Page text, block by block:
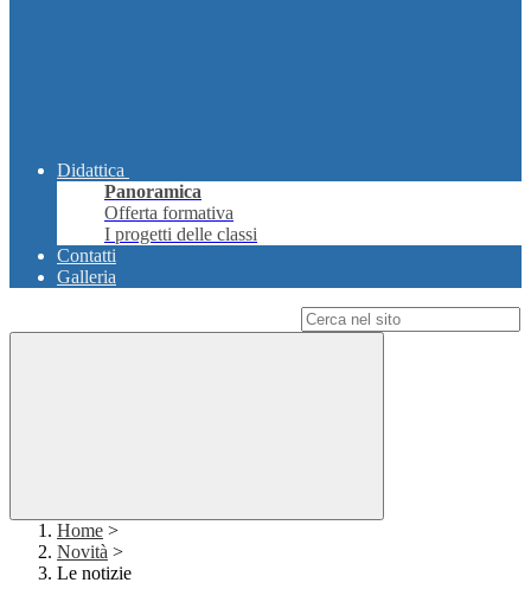
Didattica
Panoramica
Offerta formativa
I progetti delle classi
Contatti
Galleria
Home >
Novità >
Le notizie